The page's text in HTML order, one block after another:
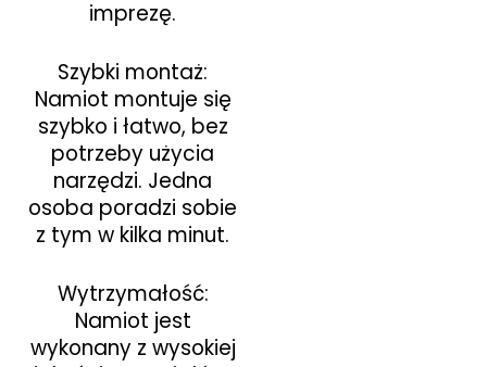
imprezę.
Szybki montaż:
Namiot montuje się
szybko i łatwo, bez
potrzeby użycia
narzędzi. Jedna
osoba poradzi sobie
z tym w kilka minut.
Wytrzymałość:
Namiot jest
wykonany z wysokiej